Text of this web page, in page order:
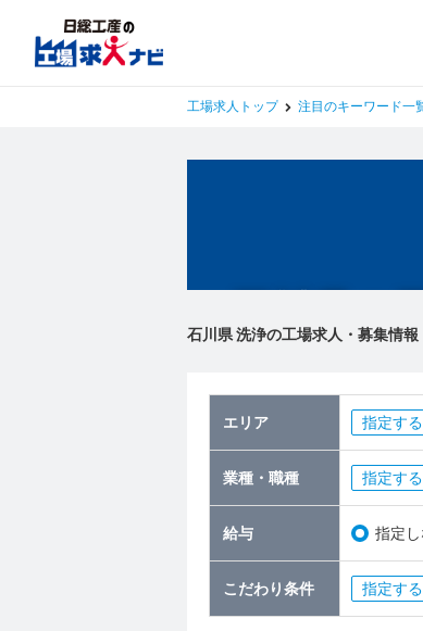
工場求人トップ 注目のキーワード一
石川県 洗浄の工場求人・募集情
エリア 指定
業種・職種 指定
給与 指定
こだわり条件 指定